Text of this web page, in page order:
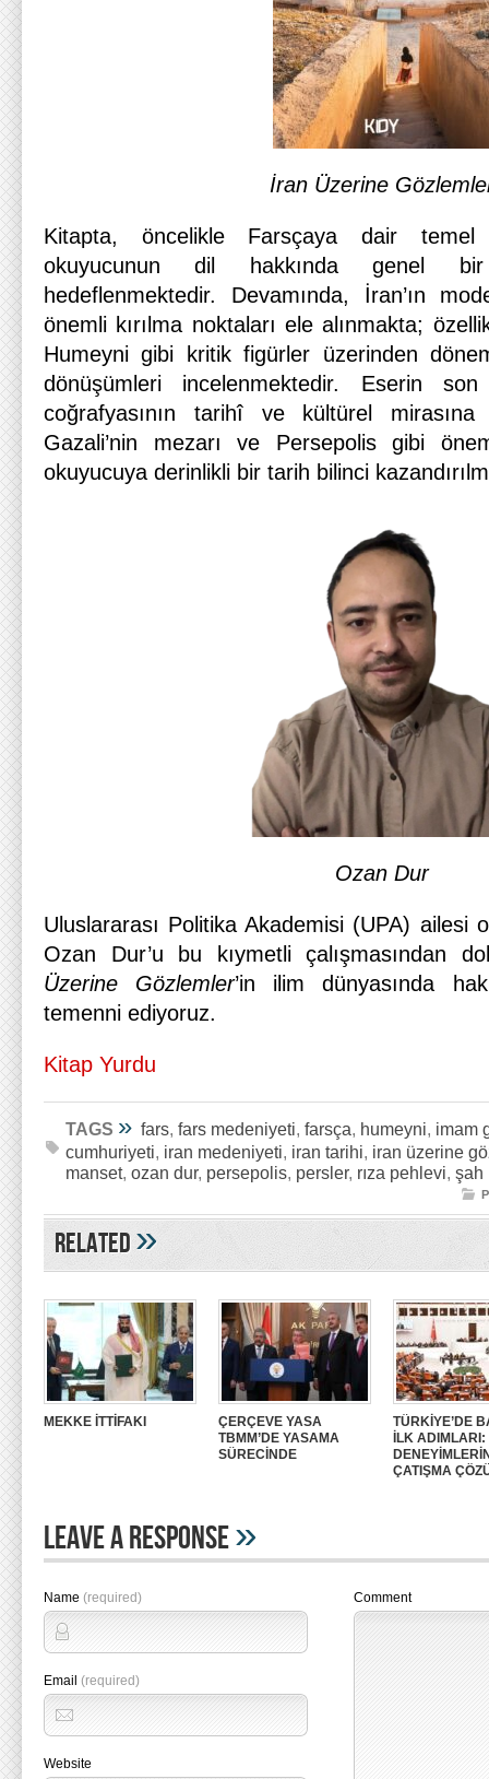
İran Üzerine
Kitapta, öncelikle Farsçaya dair
okuyucunun dil hakkında genel bir
hedeflenmektedir. Devamında, İran’ın
önemli kırılma noktaları ele alınmakta;
Humeyni gibi kritik figürler üzerinden
dönüşümleri incelenmektedir. Eserin
coğrafyasının tarihî ve kültürel mirasına
Gazali’nin mezarı ve Persepolis gibi
okuyucuya derinlikli bir tarih bilinci
Ozan Dur
Uluslararası Politika Akademisi (UPA) ailesi
Ozan Dur’u bu kıymetli çalışmasından
Üzerine Gözlemler’in ilim dünyasında
temenni ediyoruz.
Kitap Yurdu
TAGS » fars, fars medeniyeti, farsça, humeyni, imam
cumhuriyeti, iran medeniyeti, iran tarihi, iran üzerine
manset, ozan dur, persepolis, persler, rıza pehlevi, şah
Related»
MEKKE İTTİFAKI
ÇERÇEVE YASA
TBMM’DE YASAMA
SÜRECİNDE
TÜRKİYE’DE
İLK
ÇATIŞMA
Leave A Response»
Name (required)
Email (required)
Website
Comment